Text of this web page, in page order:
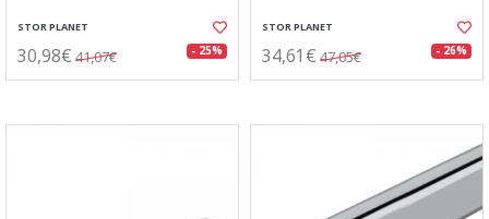
STOR PLANET
30,98€ 41,07€ - 25%
STOR PLANET
34,61€ 47,05€ - 26%